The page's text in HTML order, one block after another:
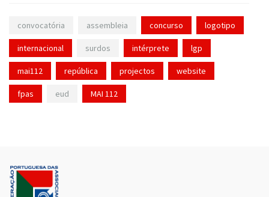
convocatória assembleia concurso logotipo
internacional surdos intérprete lgp
mai112 república projectos website
fpas eud MAI 112